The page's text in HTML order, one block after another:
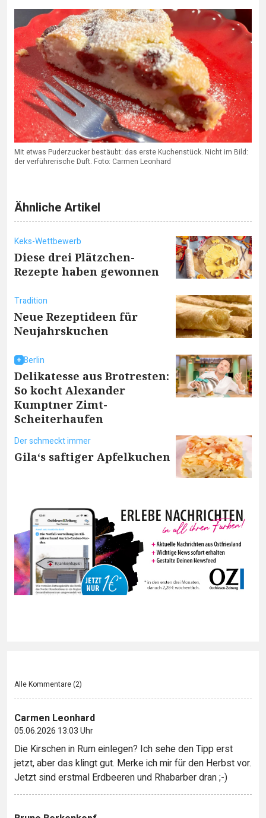
Mit etwas Puderzucker bestäubt: das erste Kuchenstück. Nicht im Bild:
der verführerische Duft. Foto: Carmen Leonhard
Ähnliche Artikel
Keks-Wettbewerb
Diese drei Plätzchen-
Rezepte haben gewonnen
Tradition
Neue Rezeptideen für
Neujahrskuchen
Berlin
Delikatesse aus Brotresten:
So kocht Alexander
Kumptner Zimt-
Scheiterhaufen
Der schmeckt immer
Gila‘s saftiger Apfelkuchen
Alle Kommentare (2)
Carmen Leonhard
05.06.2026 13:03 Uhr
Die Kirschen in Rum einlegen? Ich sehe den Tipp erst
jetzt, aber das klingt gut. Merke ich mir für den Herbst vor.
Jetzt sind erstmal Erdbeeren und Rhabarber dran ;-)